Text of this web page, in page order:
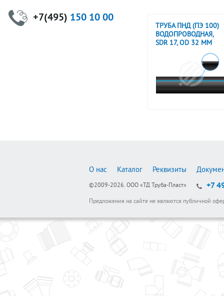
ТРУБА ПНД (ПЭ 100)
ВОДОПРОВОДНАЯ,
SDR 17, OD 32 ММ
+7(495) 150 10 00
О нас Каталог Реквизиты
©2009-2026. ООО «ТД Труба-Пласт» +7
Предложения на сайте не являются публичной